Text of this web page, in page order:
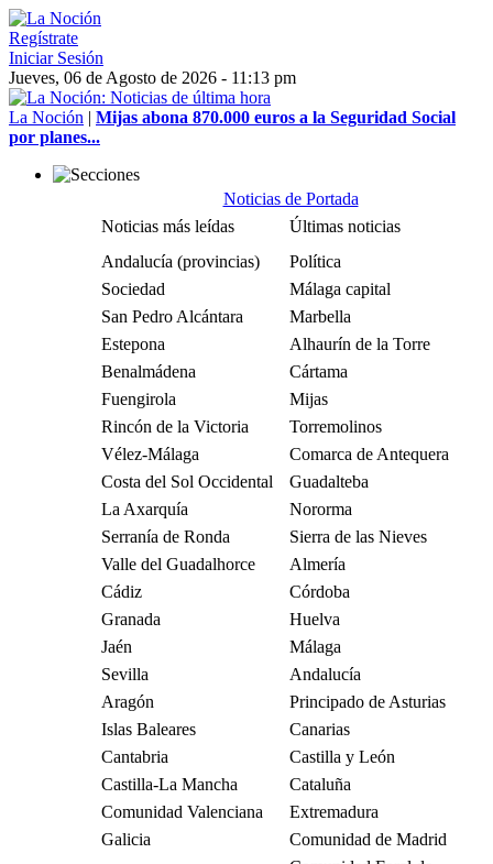
Regístrate
Iniciar Sesión
Jueves, 06 de Agosto de 2026 - 11:13 pm
La Noción | Mijas abona 870.000 euros a la Seguridad Social
por planes...
Noticias de Portada
Noticias más leídas
Últimas noticias
Andalucía (provincias)
Política
Sociedad
Málaga capital
San Pedro Alcántara
Marbella
Estepona
Alhaurín de la Torre
Benalmádena
Cártama
Fuengirola
Mijas
Rincón de la Victoria
Torremolinos
Vélez-Málaga
Comarca de Antequera
Costa del Sol Occidental
Guadalteba
La Axarquía
Nororma
Serranía de Ronda
Sierra de las Nieves
Valle del Guadalhorce
Almería
Cádiz
Córdoba
Granada
Huelva
Jaén
Málaga
Sevilla
Andalucía
Aragón
Principado de Asturias
Islas Baleares
Canarias
Cantabria
Castilla y León
Castilla-La Mancha
Cataluña
Comunidad Valenciana
Extremadura
Galicia
Comunidad de Madrid